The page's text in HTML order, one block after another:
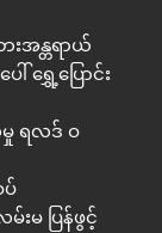
အန္တရာယ်
ါ် ရွှေ့ပြောင်း
မှု ရလဒ် ဝ
ပ်
မ ပြန်ဖွင့်